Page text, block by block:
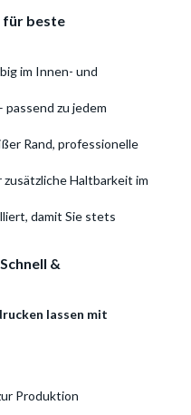
für beste
im Innen- und
passend zu jedem
Rand, professionelle
zusätzliche Haltbarkeit im
damit Sie stets
&
lassen mit
Produktion